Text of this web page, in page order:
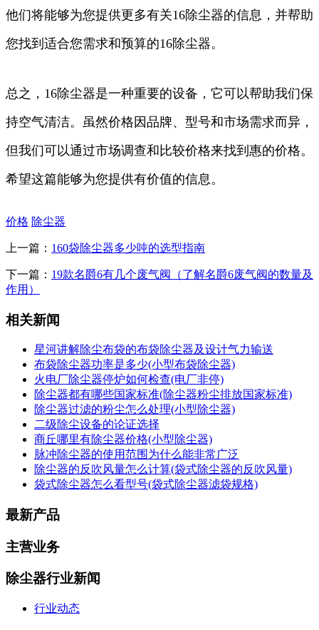
他们将能够为您提供更多有关16除尘器的信息，并帮助
您找到适合您需求和预算的16除尘器。
总之，16除尘器是一种重要的设备，它可以帮助我们保
持空气清洁。虽然价格因品牌、型号和市场需求而异，
但我们可以通过市场调查和比较价格来找到惠的价格。
希望这篇能够为您提供有价值的信息。
价格 除尘器
上一篇： 160袋除尘器多少吨的选型指南
下一篇： 19款名爵6有几个废气阀（了解名爵6废气阀的数量及
作用）
相关新闻
星河讲解除尘布袋的布袋除尘器及设计气力输送
布袋除尘器功率是多少(小型布袋除尘器)
火电厂除尘器停炉如何检查(电厂非停)
除尘器都有哪些国家标准(除尘器粉尘排放国家标准)
除尘器过滤的粉尘怎么处理(小型除尘器)
二级除尘设备的论证选择
商丘哪里有除尘器价格(小型除尘器)
脉冲除尘器的使用范围为什么能非常广泛
除尘器的反吹风量怎么计算(袋式除尘器的反吹风量)
袋式除尘器怎么看型号(袋式除尘器滤袋规格)
最新产品
主营业务
除尘器行业新闻
行业动态